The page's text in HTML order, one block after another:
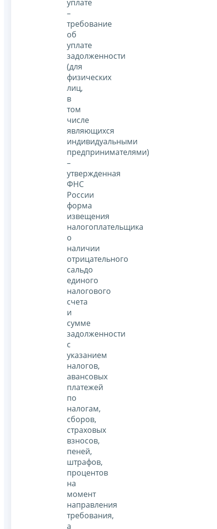
уплате
–
требование
об
уплате
задолженности
(для
физических
лиц,
в
том
числе
являющихся
индивидуальными
предпринимателями)
–
утвержденная
ФНС
России
форма
извещения
налогоплательщика
о
наличии
отрицательного
сальдо
единого
налогового
счета
и
сумме
задолженности
с
указанием
налогов,
авансовых
платежей
по
налогам,
сборов,
страховых
взносов,
пеней,
штрафов,
процентов
на
момент
направления
требования,
а